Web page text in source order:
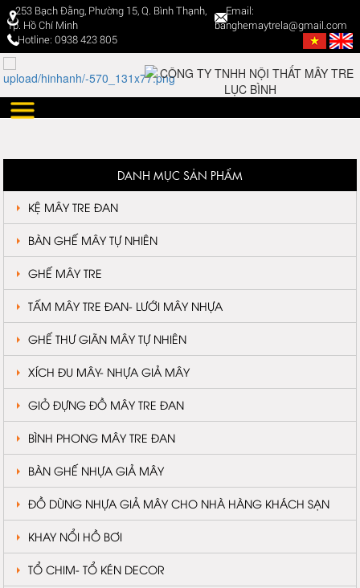
253 Bạch Đằng, Phường 15, Q. Bình Thạnh,
Tp. Hồ Chí Minh
Email:
banghemaytrela@gmail.com
Hotline: 0938 423 805
DANH MỤC SẢN PHẨM
KỆ MÂY TRE ĐAN
BÀN GHẾ MÂY TỰ NHIÊN
GHẾ MÂY TRE
TẤM MÂY TRE ĐAN- LƯỚI MÂY NHỰA
GHẾ THƯ GIÃN MÂY TỰ NHIÊN
XÍCH ĐU MÂY- NHỰA GIẢ MÂY
GIỎ ĐỰNG ĐỒ MÂY TRE ĐAN
BÌNH PHONG MÂY TRE ĐAN
BÀN GHẾ NHỰA GIẢ MÂY
ĐỒ DÙNG NHỰA GIẢ MÂY CHO NHÀ HÀNG KHÁCH SẠN
KHAY NỔI HỒ BƠI
TỔ CHIM- TỔ KÉN DECOR